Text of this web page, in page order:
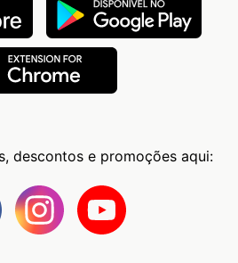
descontos e promoções aqui: